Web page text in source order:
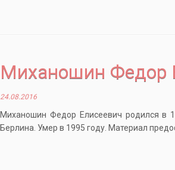
Миханошин Федор
24.08.2016
Миханошин Федор Елисеевич родился в
Берлина. Умер в 1995 году. Материал